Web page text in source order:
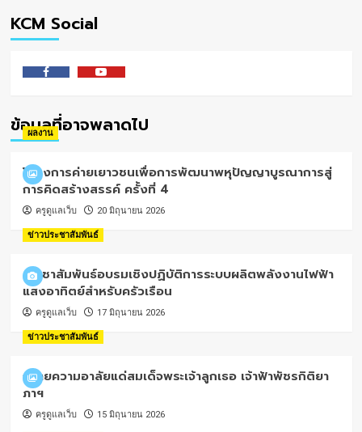
KCM Social
ข้อมูลที่อาจพลาดไป
ผลงาน
โครงการค่ายเยาวชนเพื่อการพัฒนาพหุปัญญาบูรณาการสู่
การคิดสร้างสรรค์ ครั้งที่ 4
ครูดูแลเว็บ 20 มิถุนายน 2026
ข่าวประชาสัมพันธ์
ประชาสัมพันธ์อบรมเชิงปฏิบัติการระบบผลิตพลังงานไฟฟ้า
แสงอาทิตย์สำหรับครัวเรือน
ครูดูแลเว็บ 17 มิถุนายน 2026
ข่าวประชาสัมพันธ์
ถวายความอาลัยแด่สมเด็จพระเจ้าลูกเธอ เจ้าฟ้าพัชรกิติยา
ภาฯ
ครูดูแลเว็บ 15 มิถุนายน 2026